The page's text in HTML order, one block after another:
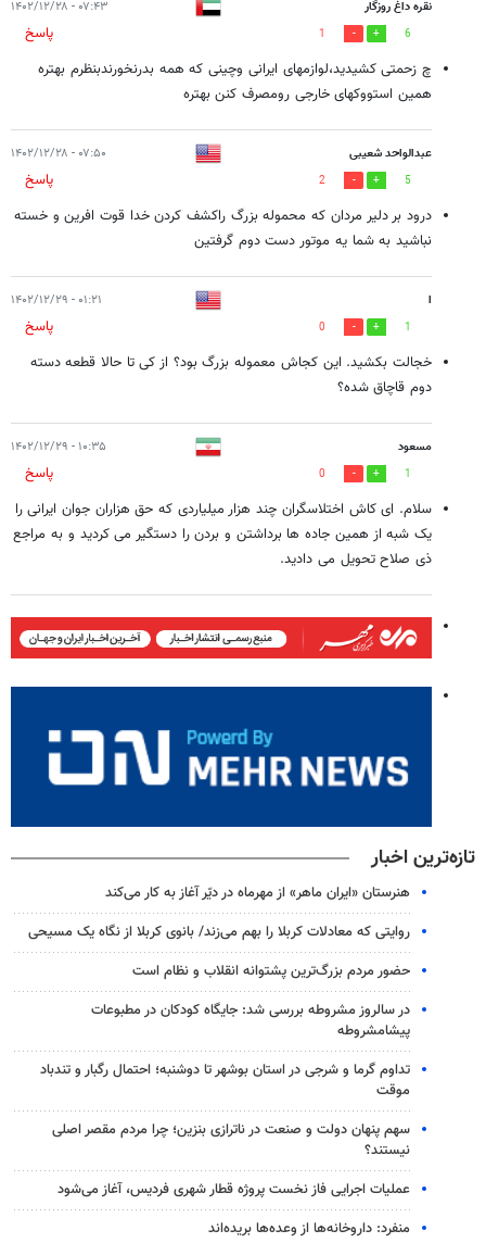
نقره داغ روزگار ۰۷:۴۳ - ۱۴۰۲/۱۲/۲۸
6
1
پاسخ
چ زحمتی کشیدید،لوازمهای ایرانی وچینی که همه بدرنخورندبنظرم بهتره
همین استووکهای خارجی رومصرف کنن بهتره
عبدالواحد شعیبی ۰۷:۵۰ - ۱۴۰۲/۱۲/۲۸
5
2
پاسخ
درود بر دلیر مردان که محموله بزرگ راکشف کردن خدا قوت افرین و خسته
نباشید به شما یه موتور دست دوم گرفتین
ا ۰۱:۲۱ - ۱۴۰۲/۱۲/۲۹
1
0
پاسخ
خجالت بکشید. این کجاش معموله بزرگ بود؟ از کی تا حالا قطعه دسته
دوم قاچاق شده؟
مسعود ۱۰:۳۵ - ۱۴۰۲/۱۲/۲۹
1
0
پاسخ
سلام. ای کاش اختلاسگران چند هزار میلیاردی که حق هزاران جوان ایرانی را
یک شبه از همین جاده ها برداشتن و بردن را دستگیر می کردید و به مراجع
ذی صلاح تحویل می دادید.
تازه‌ترین اخبار
هنرستان «ایران ماهر» از مهرماه در دیّر آغاز به کار می‌کند
روایتی که معادلات کربلا را بهم می‌زند/ بانوی کربلا از نگاه یک مسیحی
حضور مردم بزرگ‌ترین پشتوانه انقلاب و نظام است
در سالروز مشروطه بررسی شد: جایگاه کودکان در مطبوعات
پیشامشروطه
تداوم گرما و شرجی در استان بوشهر تا دوشنبه؛ احتمال رگبار و تندباد
موقت
سهم پنهان دولت و صنعت در ناترازی بنزین؛ چرا مردم مقصر اصلی
نیستند؟
عملیات اجرایی فاز نخست پروژه قطار شهری فردیس، آغاز می‌شود
منفرد: داروخانه‌ها از وعده‌ها بریده‌اند